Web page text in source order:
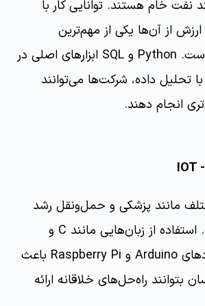
نفت خام هستند. توانایی کار با
از آن‌ها یکی از مهم‌ترین
مهارت‌های ۲۰۲۵ است. Python و SQL ابزارهای اصلی در
تحلیل داده، شرکت‌ها می‌توانند
انجام دهند.
مانند پزشکی و حمل‌ونقل رشد
بالایی داشته است. استفاده از زبان‌هایی مانند C و
Python در کنار بردهای Arduino و Raspberry Pi باعث
بتوانند راه‌حل‌های خلاقانه ارائه